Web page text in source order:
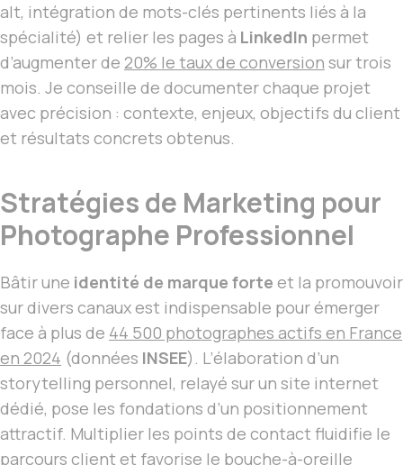
alt, intégration de mots-clés pertinents liés à la
spécialité) et relier les pages à LinkedIn permet
d’augmenter de 20% le taux de conversion sur trois
mois. Je conseille de documenter chaque projet
avec précision : contexte, enjeux, objectifs du client
et résultats concrets obtenus.
Stratégies de Marketing pour
Photographe Professionnel
Bâtir une identité de marque forte et la promouvoir
sur divers canaux est indispensable pour émerger
face à plus de 44 500 photographes actifs en France
en 2024 (données INSEE). L’élaboration d’un
storytelling personnel, relayé sur un site internet
dédié, pose les fondations d’un positionnement
attractif. Multiplier les points de contact fluidifie le
parcours client et favorise le bouche-à-oreille